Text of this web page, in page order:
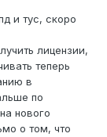
и тус, скоро
лицензии,
теперь
в
по
нового
о том, что